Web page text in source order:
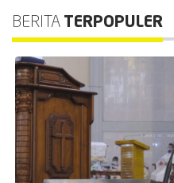
BERITA TERPOPULER